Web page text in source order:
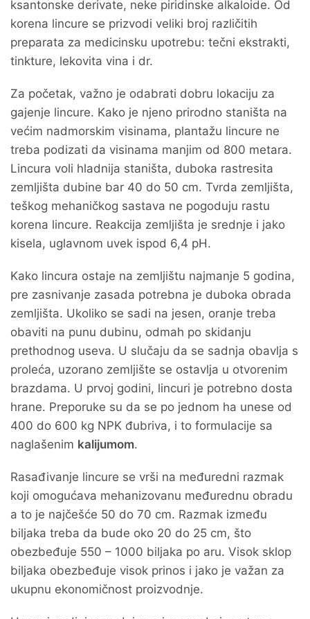
ksantonske derivate, neke piridinske alkaloide. Od
korena lincure se prizvodi veliki broj različitih
preparata za medicinsku upotrebu: tečni ekstrakti,
tinkture, lekovita vina i dr.
Za početak, važno je odabrati dobru lokaciju za
gajenje lincure. Kako je njeno prirodno staništa na
većim nadmorskim visinama, plantažu lincure ne
treba podizati da visinama manjim od 800 metara.
Lincura voli hladnija staništa, duboka rastresita
zemljišta dubine bar 40 do 50 cm. Tvrda zemljišta,
teškog mehaničkog sastava ne pogoduju rastu
korena lincure. Reakcija zemljišta je srednje i jako
kisela, uglavnom uvek ispod 6,4 pH.
Kako lincura ostaje na zemljištu najmanje 5 godina,
pre zasnivanje zasada potrebna je duboka obrada
zemljišta. Ukoliko se sadi na jesen, oranje treba
obaviti na punu dubinu, odmah po skidanju
prethodnog useva. U slučaju da se sadnja obavlja s
proleća, uzorano zemljište se ostavlja u otvorenim
brazdama. U prvoj godini, lincuri je potrebno dosta
hrane. Preporuke su da se po jednom ha unese od
400 do 600 kg NPK đubriva, i to formulacije sa
naglašenim kalijumom.
Rasađivanje lincure se vrši na međuredni razmak
koji omogućava mehanizovanu međurednu obradu
a to je najčešće 50 do 70 cm. Razmak između
biljaka treba da bude oko 20 do 25 cm, što
obezbeđuje 550 – 1000 biljaka po aru. Visok sklop
biljaka obezbeđuje visok prinos i jako je važan za
ukupnu ekonomičnost proizvodnje.